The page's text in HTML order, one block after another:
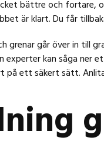
bättre och fortare,
är klart. Du får
grenar går över in till
kan såga ner
på ett säkert sätt.